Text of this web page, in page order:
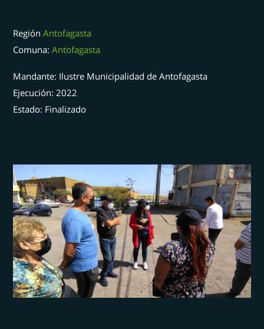
RegiónAntofagasta
Comuna:Antofagasta
Mandante: Ilustre Municipalidad de Antofagasta
Ejecución: 2022
Estado: Finalizado